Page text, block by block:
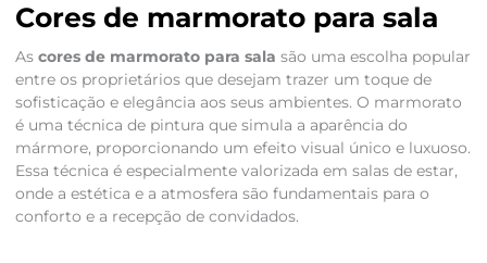
Cores de marmorato para sala
As cores de marmorato para sala são uma escolha popular
entre os proprietários que desejam trazer um toque de
sofisticação e elegância aos seus ambientes. O marmorato
é uma técnica de pintura que simula a aparência do
mármore, proporcionando um efeito visual único e luxuoso.
Essa técnica é especialmente valorizada em salas de estar,
onde a estética e a atmosfera são fundamentais para o
conforto e a recepção de convidados.